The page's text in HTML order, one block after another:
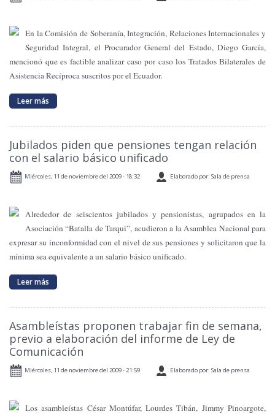
En la Comisión de Soberanía, Integración, Relaciones Internacionales y
Seguridad Integral, el Procurador General del Estado, Diego García,
mencionó que es factible analizar caso por caso los Tratados Bilaterales de
Asistencia Recíproca suscritos por el Ecuador.
Leer más
Jubilados piden que pensiones tengan relación
con el salario básico unificado
Miércoles, 11 de noviembre del 2009 - 18:32 Elaborado por: Sala de prensa
Alrededor de seiscientos jubilados y pensionistas, agrupados en la
Asociación “Batalla de Tarqui”, acudieron a la Asamblea Nacional para
expresar su inconformidad con el nivel de sus pensiones y solicitaron que la
mínima sea equivalente a un salario básico unificado.
Leer más
Asambleístas proponen trabajar fin de semana,
previo a elaboración del informe de Ley de
Comunicación
Miércoles, 11 de noviembre del 2009 - 21:59 Elaborado por: Sala de prensa
Los asambleístas César Montúfar, Lourdes Tibán, Jimmy Pinoargote,